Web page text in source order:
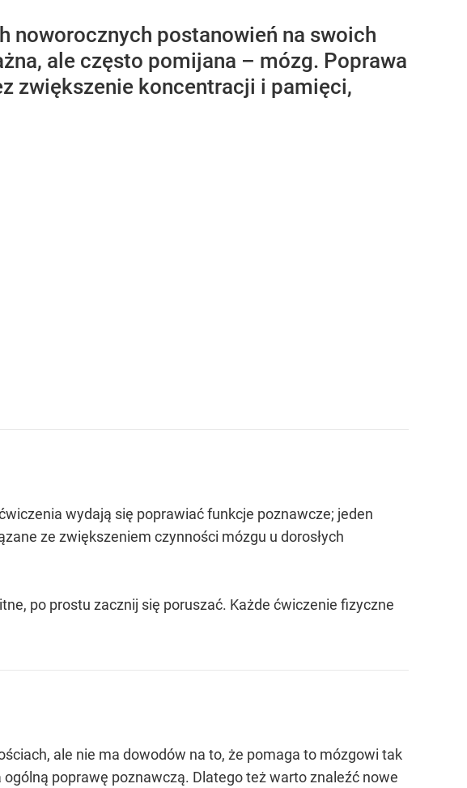
noworocznych postanowień na swoich
ale często pomijana – mózg. Poprawa
zwiększenie koncentracji i pamięci,
wydają się poprawiać funkcje poznawcze; jeden
ze zwiększeniem czynności mózgu u dorosłych
po prostu zacznij się poruszać. Każde ćwiczenie fizyczne
ale nie ma dowodów na to, że pomaga to mózgowi tak
ogólną poprawę poznawczą. Dlatego też warto znaleźć nowe